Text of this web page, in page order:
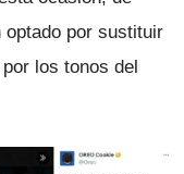
por sustituir
los tonos del